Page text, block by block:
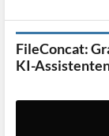
FileConcat:
KI-